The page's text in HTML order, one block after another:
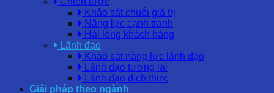
Khảo sát chuỗi giá trị
Năng lực cạnh tranh
Hài lòng khách hàng
Lãnh đạo
Khảo sát năng lực lãnh đạo
Lãnh đạo tương lai
Lãnh đạo đích thực
Giải pháp theo ngành